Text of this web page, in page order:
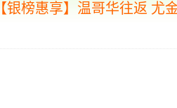
【银榜惠享】温哥华往返 尤